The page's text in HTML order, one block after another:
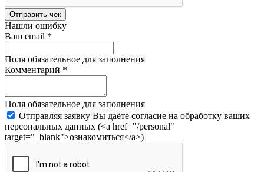
Отправить чек
Нашли ошибку
Ваш email *
Поля обязательное для заполнения
Комментарий *
Поля обязательное для заполнения
Отправляя заявку Вы даёте согласие на обработку ваших
персональных данных (<a href="/personal"
target="_blank">ознакомиться</a>)